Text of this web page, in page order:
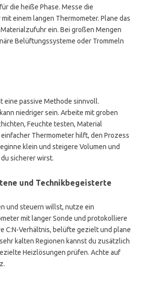
die heiße Phase. Messe die
einem langen Thermometer. Plane das
ein. Bei großen Mengen
Belüftungssysteme oder Trommeln
eine passive Methode sinnvoll.
niedriger sein. Arbeite mit groben
Feuchte testen, Material
Thermometer hilft, den Prozess
klein und steigere Volumen und
sicherer wirst.
und Technikbegeisterte
und steuern willst, nutze ein
mit langer Sonde und protokolliere
C:N-Verhältnis, belüfte gezielt und plane
kalten Regionen kannst du zusätzlich
Heizlösungen prüfen. Achte auf